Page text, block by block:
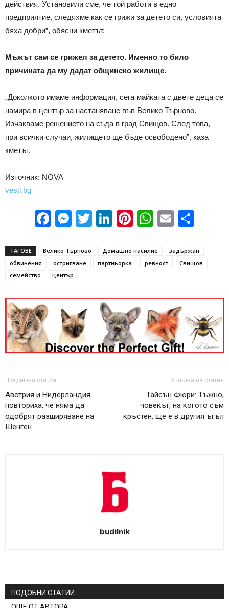
действия. Установили сме, че той работи в едно
предприятие, следяхме как се грижи за детето си, условията
бяха добри”, обясни кметът.
Мъжът сам се грижел за детето. Именно то било
причината да му дадат общинско жилище.
„Доколкото имаме информация, сега майката с двете деца се
намира в център за настаняване във Велико Търново.
Изчакваме решението на съда в град Свищов. След това,
при всички случаи, жилището ще бъде освободено”, каза
кметът.
Източник: NOVA
vesti.bg
Facebook
Messenger
Twitter
LinkedIn
Pinterest
WhatsApp
Email
ТАГОВЕ Велико Търново Домашно насилие
задържан
обвинения
остригване партньорка. ревност
Свищов
семейство
център
Предишна статия
Австрия и Нидерландия
повториха, че няма да
одобрят разширяване на
Шенген
Следваща статия
Тайсън Фюри: Тъжно,
човекът, на когото съм
кръстен, ще е в другия ъгъл
budilnik
ПОДОБНИ СТАТИИ